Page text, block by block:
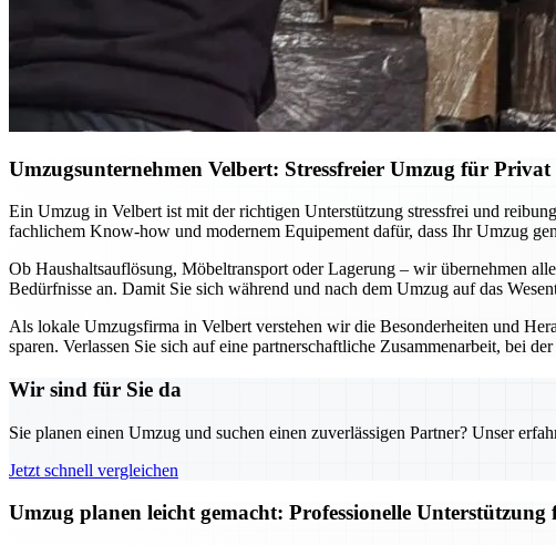
Umzugsunternehmen Velbert: Stressfreier Umzug für
Ein Umzug in Velbert ist mit der richtigen Unterstützung stressfrei und
fachlichem Know-how und modernem Equipement dafür, dass Ihr Umzug
Ob Haushaltsauflösung, Möbeltransport oder Lagerung – wir übernehmen
Bedürfnisse an. Damit Sie sich während und nach dem Umzug auf das
Als lokale Umzugsfirma in Velbert verstehen wir die Besonderheiten und
sparen. Verlassen Sie sich auf eine partnerschaftliche Zusammenarbeit, bei
Wir sind für Sie da
Sie planen einen Umzug und suchen einen zuverlässigen Partner? Unser
Jetzt schnell vergleichen
Umzug planen leicht gemacht: Professionelle